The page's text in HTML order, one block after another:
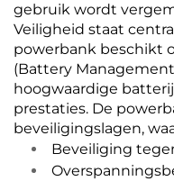
gebruik wordt
Veiligheid staat
powerbank beschikt
(Battery
hoogwaardige
prestaties. De
beveiligingslagen,
Beveiliging